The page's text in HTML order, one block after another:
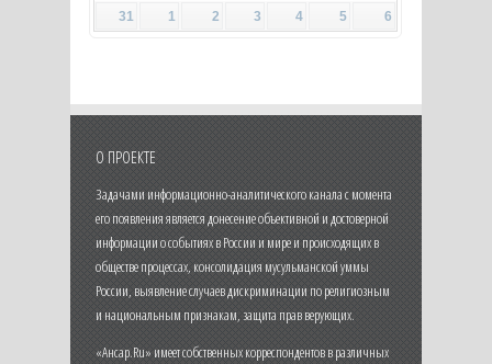
31
1 2 3 4 5 6
О ПРОЕКТЕ
Задачами информационно-аналитического канала с момента
его появления является донесение объективной и достоверной
информации о событиях в России и мире и происходящих в
обществе процессах, консолидация мусульманской уммы
России, выявление случаев дискриминации по религиозным
и национальным признакам, защита прав верующих.
«Ансар.Ru» имеет собственных корреспондентов в различных